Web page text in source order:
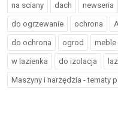
na sciany dach newseria
do ogrzewanie ochrona
do ochrona ogrod meble
w lazienka do izolacja
Maszyny i narzędzia - tematy